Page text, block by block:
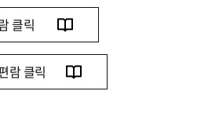
클릭
람 클릭